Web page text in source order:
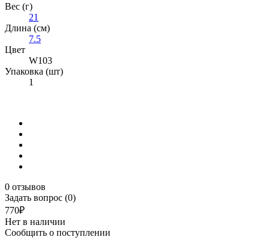
Вес (г)
21
Длина (см)
7.5
Цвет
W103
Упаковка (шт)
1
0 отзывов
Задать вопрос (0)
770₽
Нет в наличии
Сообщить о поступлении